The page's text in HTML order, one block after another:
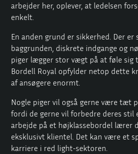
arbejder her, oplever, at ledelsen
enkelt.
En anden grund er sikkerhed. Der er
baggrunden, diskrete indgange og
piger lægger stor vægt på at føle sig
Bordell Royal opfylder netop dette
af ansøgere enormt.
Nogle piger vil også gerne være tæt
fordi de gerne vil forbedre deres stil
arbejde på et højklassebordel lærer
eksklusivt klientel. Det kan være et
karriere i red light-sektoren.